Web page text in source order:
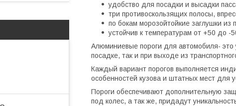
удобство для посадки и высадки
три противоскользящих полосы,
по бокам морозойтойкие заглушки из
устойчив к температурам от +50 до -
Алюминиевые пороги для автомобиля- это
посадке, так и при выходе из
Каждый вариант порогов выполняется
особенностей кузова и штатных мест для
Пороги обеспечивают дополнительную
под колес, а так же, придадут